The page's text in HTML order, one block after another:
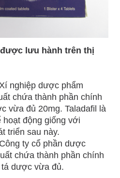
lưu hành trên thị
nghiệp dược phẩm
chứa thành phần chính
vừa đủ 20mg. Taladafil là
hoạt động giống với
triển sau này.
ty cổ phần dược
chứa thành phần chính
tá dược vừa đủ.